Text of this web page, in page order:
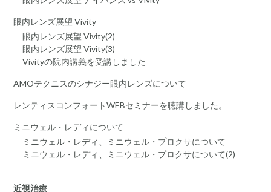
眼内レンズ展望 Vivity
眼内レンズ展望 Vivity(2)
眼内レンズ展望 Vivity(3)
Vivityの院内講義を受講しました
AMOテクニスのシナジー眼内レンズについて
レンティスコンフォートWEBセミナーを聴講しました。
ミニウェル・レディについて
ミニウェル・レディ、ミニウェル・プロクサについて
ミニウェル・レディ、ミニウェル・プロクサについて(2)
近視治療